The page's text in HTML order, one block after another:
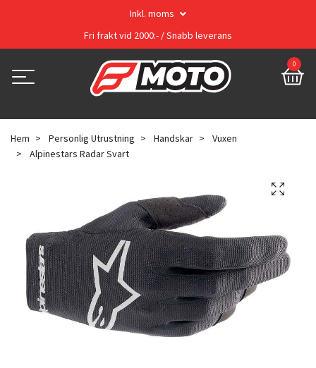
Inkl. moms
Fri frakt vid 2000:- / Snabb leverans
0
Hem Personlig Utrustning Handskar
Vuxen
Alpinestars Radar Svart